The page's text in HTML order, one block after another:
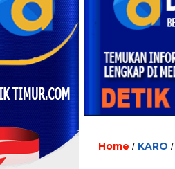
Home / KARO /